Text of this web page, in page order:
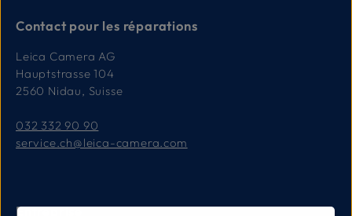
Contact pour les réparations
Leica Camera AG
Hauptstrasse 104
2560 Nidau, Suisse
032 332 90 90
service.ch@leica-camera.com
Entreprise